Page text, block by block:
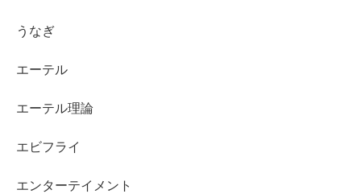
うなぎ
エーテル
エーテル理論
エビフライ
エンターテイメント